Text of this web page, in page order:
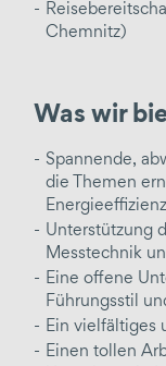
Chemnitz)
Was wir
Spannende,
die Themen
Energieeffizienz
Unterstützung
Messtechnik
Eine offene
Führungsstil
Ein vielfältiges
Einen tollen